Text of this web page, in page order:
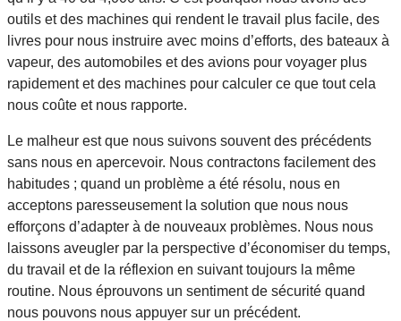
outils et des machines qui rendent le travail plus facile, des
livres pour nous instruire avec moins d’efforts, des bateaux à
vapeur, des automobiles et des avions pour voyager plus
rapidement et des machines pour calculer ce que tout cela
nous coûte et nous rapporte.
Le malheur est que nous suivons souvent des précédents
sans nous en apercevoir. Nous contractons facilement des
habitudes ; quand un problème a été résolu, nous en
acceptons paresseusement la solution que nous nous
efforçons d’adapter à de nouveaux problèmes. Nous nous
laissons aveugler par la perspective d’économiser du temps,
du travail et de la réflexion en suivant toujours la même
routine. Nous éprouvons un sentiment de sécurité quand
nous pouvons nous appuyer sur un précédent.